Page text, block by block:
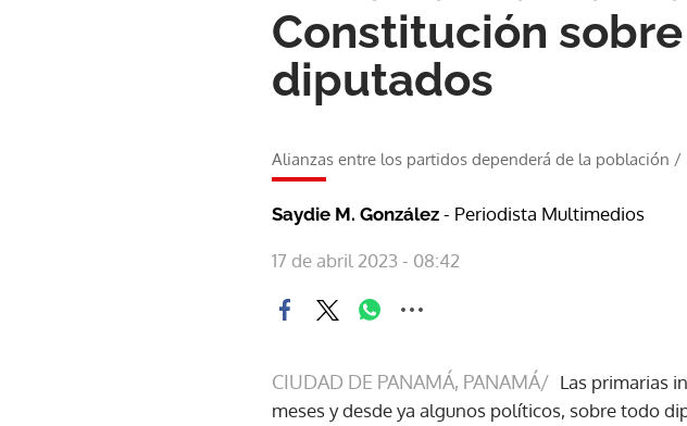
Constitución
diputados
Alianzas entre los partidos dependerá de la población /
Saydie M. González - Periodista Multimedios
17 de abril 2023 - 08:42
CIUDAD DE PANAMÁ, PANAMÁ/ Las primarias
meses y desde ya algunos políticos, sobre todo